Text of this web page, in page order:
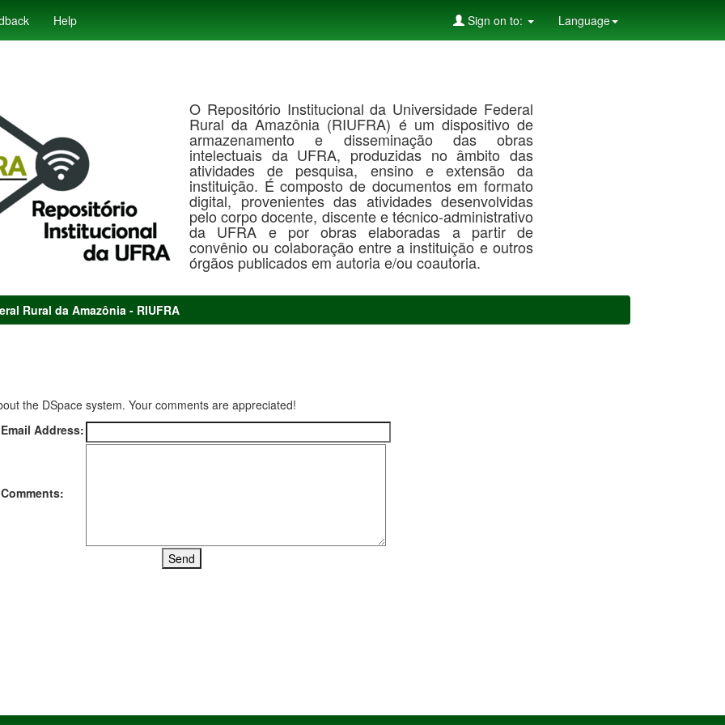
Help Language
Sign on to:
O Repositório Institucional da Universidade Federal
Rural da Amazônia (RIUFRA) é um dispositivo de
armazenamento e disseminação das obras
intelectuais da UFRA, produzidas no âmbito das
atividades de pesquisa, ensino e extensão da
instituição. É composto de documentos em formato
digital, provenientes das atividades desenvolvidas
pelo corpo docente, discente e técnico-administrativo
da UFRA e por obras elaboradas a partir de
convênio ou colaboração entre a instituição e outros
órgãos publicados em autoria e/ou coautoria.
Rural da Amazônia - RIUFRA
the DSpace system. Your comments are appreciated!
Address: